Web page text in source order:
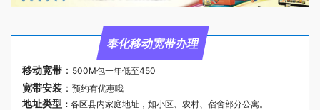
奉化移动宽带办理
移动宽带 ： 500M包一年低至450
宽带安装 ： 预约有优惠哦
地址类型 ： 各区县内家庭地址，如小区、农村、宿舍部分公寓。